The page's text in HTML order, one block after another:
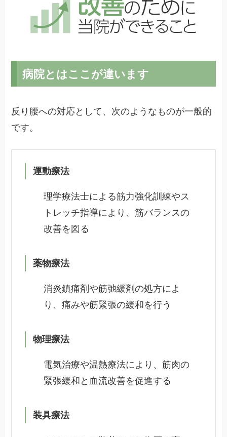
病院とはここが違います
反り腰への対応として、次のようなものが一般的
です。
運動療法
理学療法士による筋力強化訓練やス
トレッチ指導により、筋バランスの
改善を図る
薬物療法
消炎鎮痛剤や筋弛緩剤の処方によ
り、痛みや筋緊張の緩和を行う
物理療法
電気治療や温熱療法により、筋肉の
緊張緩和と血流改善を促進する
装具療法